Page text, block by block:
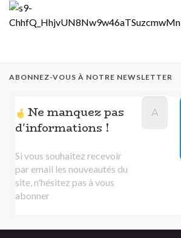
ABONNEZ-VOUS À NOTRE NEWSLETTER
Ne manquez pas
d'informations !
Si vous souhaitez recevoir
par email les nouveautés du
site, n'hésitez pas à vous
abonner